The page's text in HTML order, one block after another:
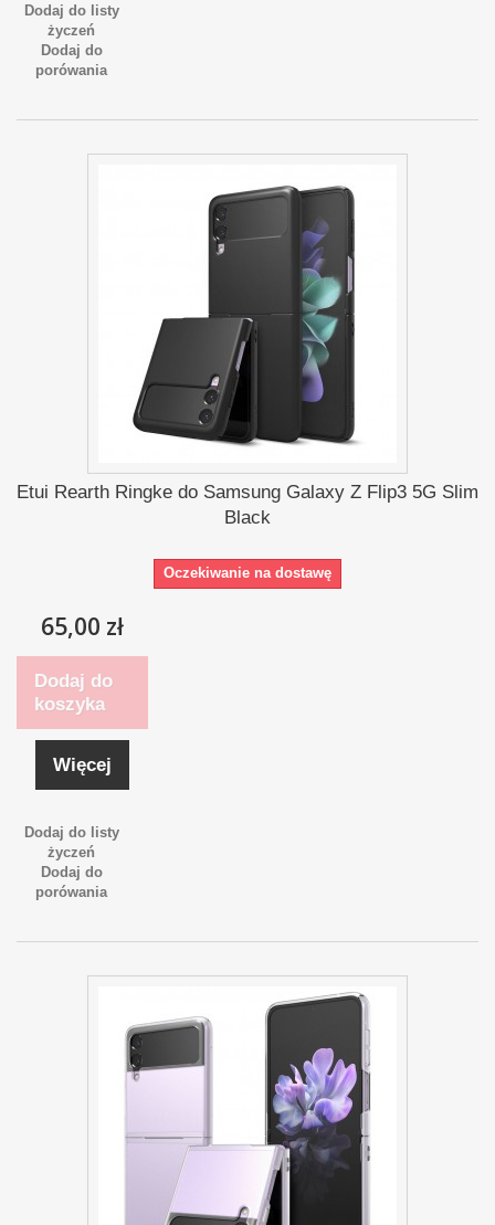
Dodaj do listy
życzeń
Dodaj do
porówania
Etui Rearth Ringke do Samsung Galaxy Z Flip3 5G Slim
Black
Oczekiwanie na dostawę
65,00 zł
Dodaj do
koszyka
Więcej
Dodaj do listy
życzeń
Dodaj do
porówania